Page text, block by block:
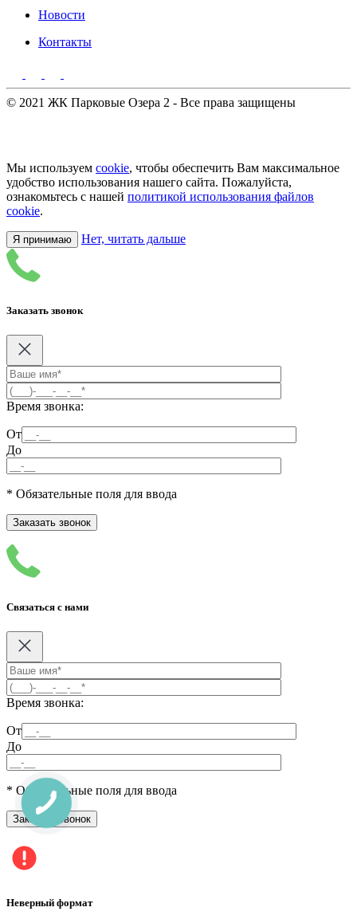
Новости
Контакты
© 2021 ЖК Парковые Озера 2 - Все права защищены
Мы используем cookie, чтобы обеспечить Вам максимальное
удобство использования нашего сайта. Пожалуйста,
ознакомьтесь с нашей политикой использования файлов
cookie.
Я принимаю Нет, читать дальше
Заказать звонок
Время звонка:
От
До
* Обязательные поля для ввода
Связаться с нами
Время звонка:
От
До
* Обязательные поля для ввода
Неверный формат